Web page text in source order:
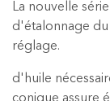
La nouvelle
d'étalonnage
réglage.
d'huile